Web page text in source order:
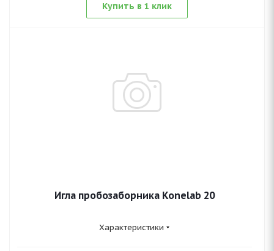
Купить в 1 клик
Игла пробозаборника Konelab 20
Характеристики